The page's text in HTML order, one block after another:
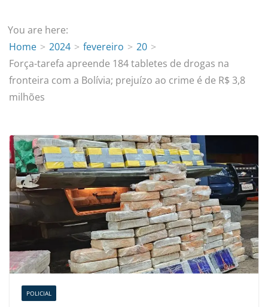
You are here:
Home
2024 fevereiro
20
Força-tarefa apreende 184 tabletes de drogas na
fronteira com a Bolívia; prejuízo ao crime é de R$ 3,8
milhões
POLICIAL